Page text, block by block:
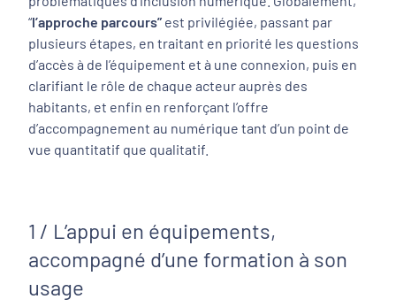
“l’approche parcours” est privilégiée, passant par
plusieurs étapes, en traitant en priorité les questions
d’accès à de l’équipement et à une connexion, puis en
clarifiant le rôle de chaque acteur auprès des
habitants, et enfin en renforçant l’offre
d’accompagnement au numérique tant d’un point de
vue quantitatif que qualitatif.
1 / L’appui en équipements,
accompagné d’une formation à son
usage